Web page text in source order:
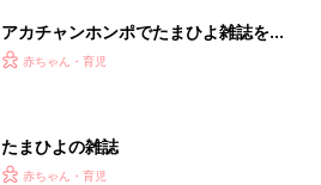
アカチャンホンポでたまひよ雑誌を買
うとポイント10倍【期間限定】
赤ちゃん・育児
たまひよの雑誌
赤ちゃん・育児